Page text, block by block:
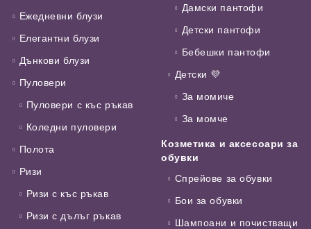
Ежедневни блузи
Елегантни блузи
Дънкови блузи
Пуловери
Пуловери с къс ръкав
Коледни пуловери
Полота
Ризи
Ризи с къс ръкав
Ризи с дълъг ръкав
Дамски пантофи
Детски пантофи
Бебешки пантофи
Детски 💜
За момиче
За момче
Козметика и аксесоари за
обувки
Спрейове за обувки
Бои за обувки
Шампоани и почистващи